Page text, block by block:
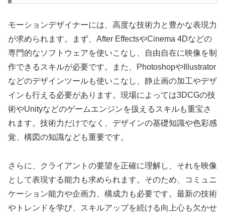
モーションデザイナーには、高度な技術力と豊かな表現力
が求められます。まず、After EffectsやCinema 4Dなどの
専門的なソフトウェアを使いこなし、自由自在に映像を制
作できるスキルが必要です。また、PhotoshopやIllustrator
などのデザインツールも使いこなし、静止画の加工やデザ
インも行える必要があります。現場によっては3DCGの技
術やUnityなどのゲームエンジンを扱えるスキルも重宝さ
れます。技術力だけでなく、デザインの基礎知識や色彩感
覚、構図の知識なども重要です。
さらに、クライアントの要望を正確に理解し、それを映像
として表現する能力も求められます。そのため、コミュニ
ケーション能力や企画力、構成力も必要です。最新の技術
やトレンドを学び、スキルアップを続ける向上心も欠かせ